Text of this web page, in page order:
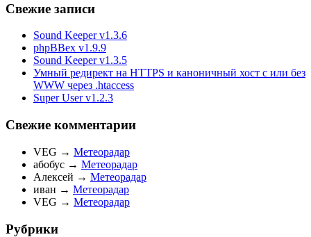
Свежие записи
Sound Keeper v1.3.6
phpBBex v1.9.9
Sound Keeper v1.3.5
Умный редирект на HTTPS и каноничный хост с или без
WWW через .htaccess
Super User v1.2.3
Свежие комментарии
VEG → Метеорадар
абобус → Метеорадар
Алексей → Метеорадар
иван → Метеорадар
VEG → Метеорадар
Рубрики